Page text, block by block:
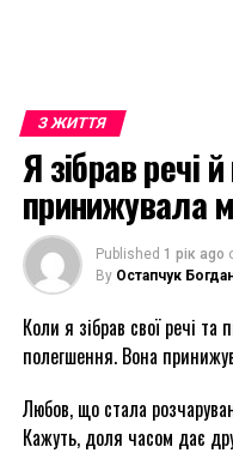
З ЖИТТЯ
Я зібрав речі
принижувала
Published 1 рік ago
By Остапчук
Коли я зібрав свої речі та
полегшення. Вона
Любов, що стала
Кажуть, доля часом дає